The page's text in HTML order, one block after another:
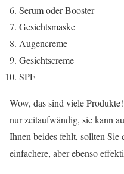
Serum oder Booster
Gesichtsmaske
Augencreme
Gesichtscreme
SPF
Wow, das sind viele
nur zeitaufwändig, sie kann
Ihnen beides fehlt, sollten Sie
einfachere, aber ebenso